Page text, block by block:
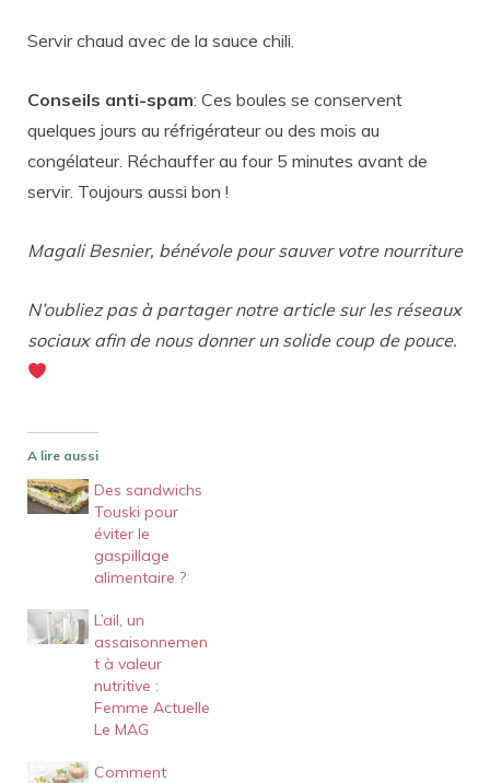
Servir chaud avec de la sauce chili.
Conseils anti-spam: Ces boules se conservent
quelques jours au réfrigérateur ou des mois au
congélateur. Réchauffer au four 5 minutes avant de
servir. Toujours aussi bon !
Magali Besnier, bénévole pour sauver votre nourriture
N’oubliez pas à partager notre article sur les réseaux
sociaux afin de nous donner un solide coup de pouce.
A lire aussi
Des sandwichs
Touski pour
éviter le
gaspillage
alimentaire ?
L’ail, un
assaisonnemen
t à valeur
nutritive :
Femme Actuelle
Le MAG
Comment